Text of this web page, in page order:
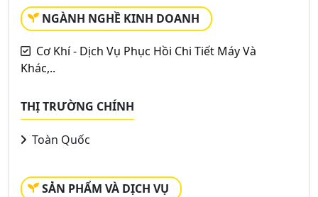
NGÀNH NGHỀ KINH DOANH
Cơ Khí - Dịch Vụ Phục Hồi Chi Tiết Máy Và
Khác,..
THỊ TRƯỜNG CHÍNH
Toàn Quốc
SẢN PHẨM VÀ DỊCH VỤ